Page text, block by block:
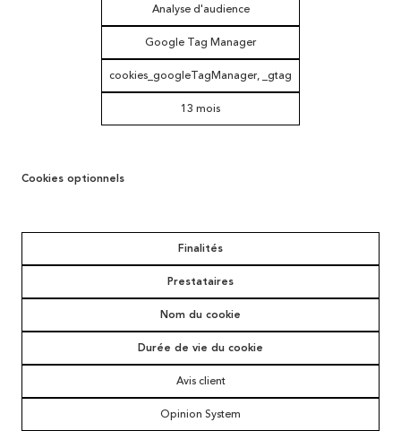
Analyse d'audience
Google Tag Manager
cookies_googleTagManager, _gtag
13 mois
Cookies optionnels
Finalités
Prestataires
Nom du cookie
Durée de vie du cookie
Avis client
Opinion System